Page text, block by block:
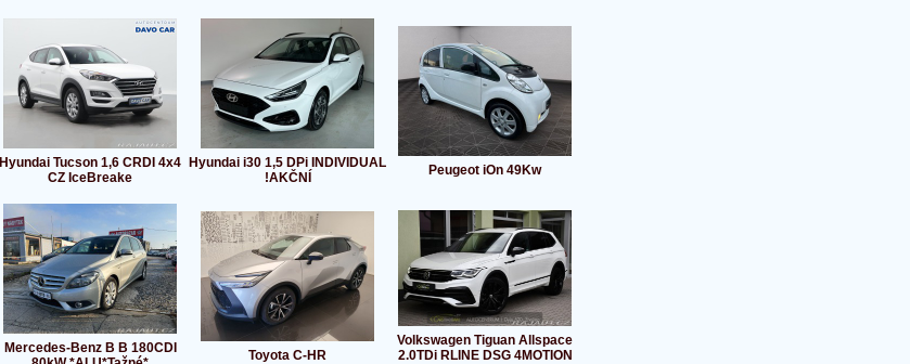
Hyundai Tucson 1,6 CRDI 4x4
CZ IceBreake
Hyundai i30 1,5 DPi INDIVIDUAL
!AKČNÍ
Peugeot iOn 49Kw
Mercedes-Benz B B 180CDI
Toyota C-HR
Volkswagen Tiguan Allspace
2.0TDi RLINE DSG 4MOTION